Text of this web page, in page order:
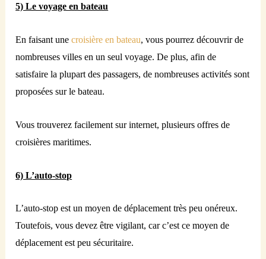
5) Le voyage en bateau
En faisant unecroisière en bateau, vous pourrez découvrir de
nombreuses villes en un seul voyage. De plus, afin de
satisfaire la plupart des passagers, de nombreuses activités sont
proposées sur le bateau.
Vous trouverez facilement sur internet, plusieurs offres de
croisières maritimes.
6) L’auto-stop
L’auto-stop est un moyen de déplacement très peu onéreux.
Toutefois, vous devez être vigilant, car c’est ce moyen de
déplacement est peu sécuritaire.